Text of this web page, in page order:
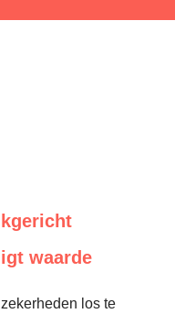
waarde
los te